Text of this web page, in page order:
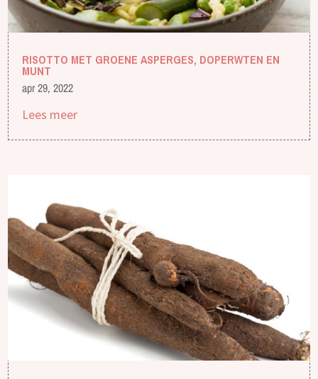
RISOTTO MET GROENE ASPERGES, DOPERWTEN EN
MUNT
apr 29, 2022
Lees meer